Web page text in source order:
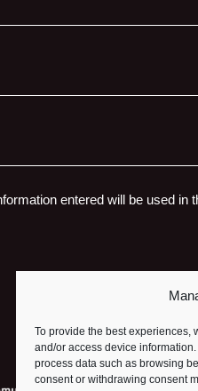
To provide the best experiences,
and/or access device
process data such as browsing
consent or withdrawing consent
entered will be used in